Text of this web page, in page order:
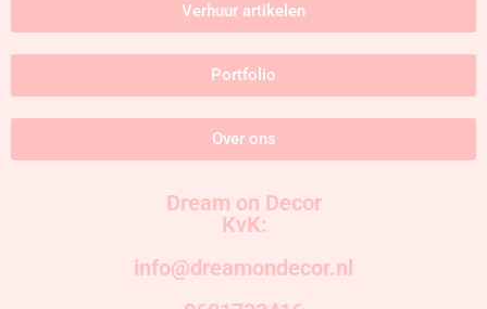
Verhuur artikelen
Portfolio
Over ons
Dream on Decor
KvK:
info@dreamondecor.nl